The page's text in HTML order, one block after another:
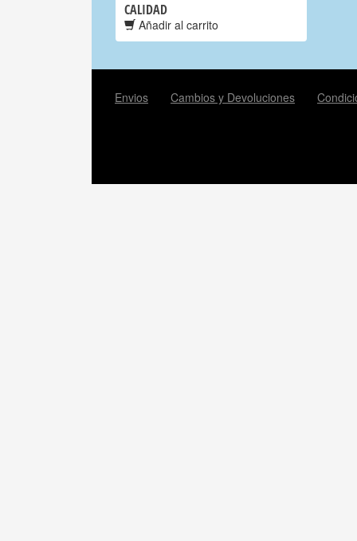
CALIDAD
Añadir al carrito
Envios Cambios y Devoluciones